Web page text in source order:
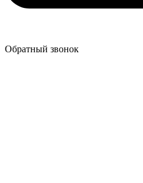
Обратный звонок